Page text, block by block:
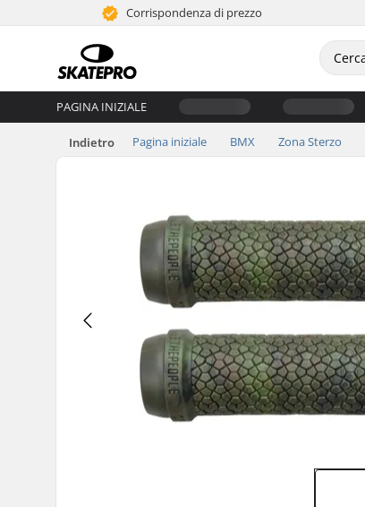
Corrispondenza di prezzo
PAGINA INIZIALE
Indietro Pagina iniziale BMX Zona Sterzo